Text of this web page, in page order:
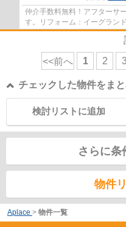
仲介手数料無料！アフターサ
す。リフォーム：イーグランド
<<前へ 1 2 3
チェックした物件をま
検討リストに追加
さらに条
物件
Aplace > 物件一覧